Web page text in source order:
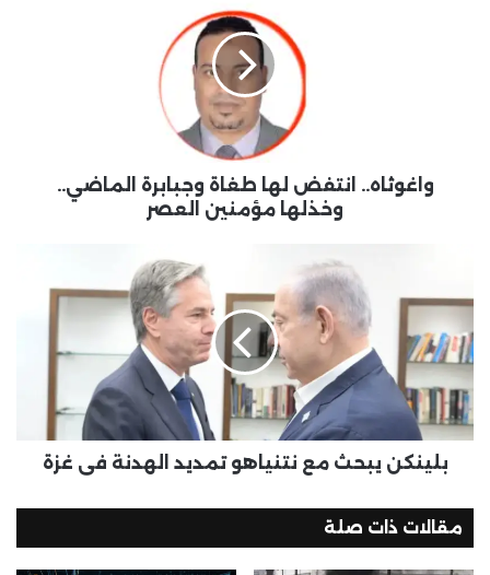
واغوثاه.. انتفض لها طغاة وجبابرة الماضي..
وخذلها مؤمنين العصر
بلينكن يبحث مع نتنياهو تمديد الهدنة في غزة
مقالات ذات صلة